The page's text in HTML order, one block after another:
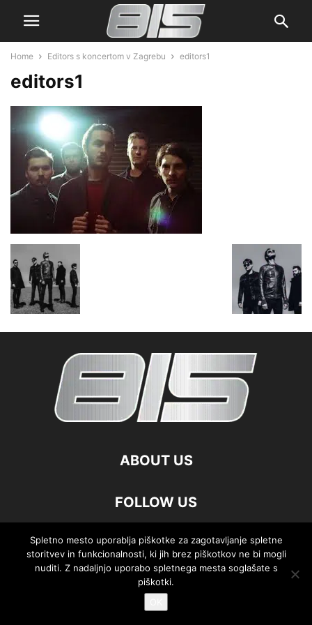
Home Editors s koncertom v Zagrebu editors1
editors1
ABOUT US
FOLLOW US
©
Spletno mesto uporablja piškotke za zagotavljanje spletne
storitvev in funkcionalnosti, ki jih brez piškotkov ne bi mogli
nuditi. Z nadaljnjo uporabo spletnega mesta soglašate s
piškotki.